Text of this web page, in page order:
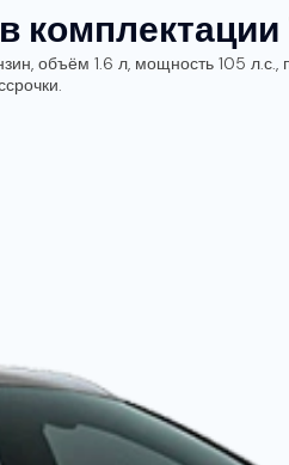
в комплектации
объём 1.6 л, мощность 105